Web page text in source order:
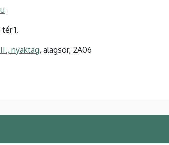
1.
nyaktag, alagsor, 2A06